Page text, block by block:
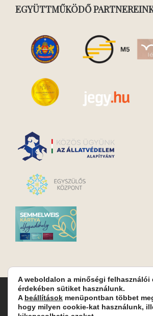
EGYÜTTMŰKÖDŐ
Turay Ida Színház Közhasznú Nonprofit
helyszín: Turay Ida Színház 1089
Levelezési cím: 1089 Budapest, Kálvária tér
A weboldalon a minőségi felhasználói
érdekében sütiket használunk.
A beállítások menüpontban többet
hogy milyen cookie-kat használunk,